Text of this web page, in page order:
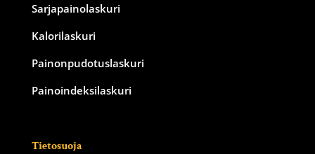
Sarjapainolaskuri
Kalorilaskuri
Painonpudotuslaskuri
Painoindeksilaskuri
Tietosuoja